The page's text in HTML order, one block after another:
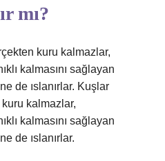
mı?
kuru kalmazlar,
kalmasını sağlayan
de ıslanırlar. Kuşlar
kalmazlar,
kalmasını sağlayan
de ıslanırlar.